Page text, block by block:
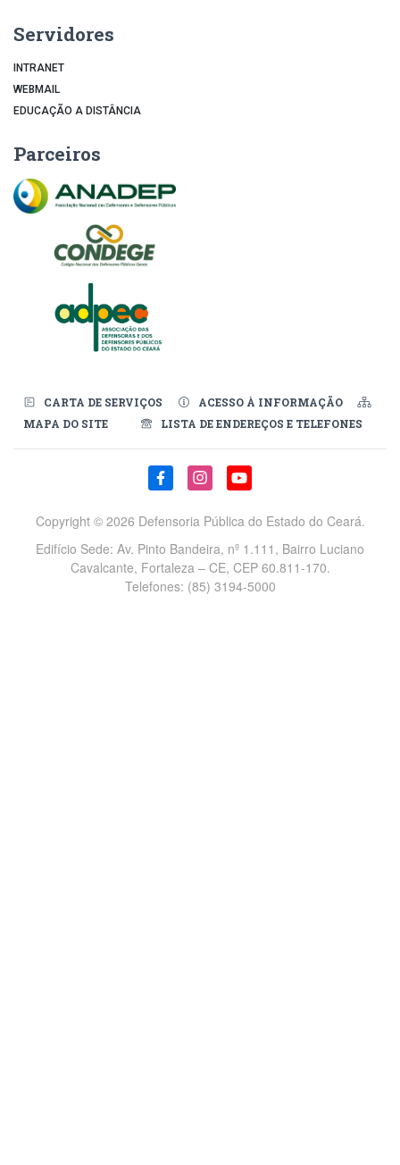
Servidores
INTRANET
WEBMAIL
EDUCAÇÃO A DISTÂNCIA
Parceiros
CARTA DE SERVIÇOS
ACESSO À INFORMAÇÃO
MAPA DO SITE
LISTA DE ENDEREÇOS E TELEFONES
Redes Sociais
Copyright © 2026 Defensoria Pública do Estado do Ceará.
Edifício Sede: Av. Pinto Bandeira, nº 1.111, Bairro Luciano
Cavalcante, Fortaleza – CE, CEP 60.811-170.
Telefones: (85) 3194-5000